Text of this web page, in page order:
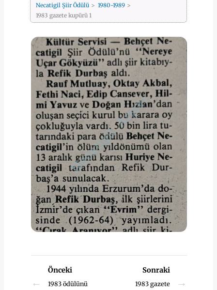
Necatigil Şiir Ödülü
1980-1989
1983 gazete kupürü 1
←
Önceki
1983 ödülünü
Sonraki
1983 gazete
→